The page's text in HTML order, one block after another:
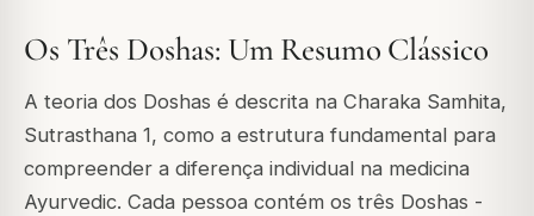
Os Três Doshas: Um Resumo Clássico
A teoria dos Doshas é descrita na Charaka Samhita,
Sutrasthana 1, como a estrutura fundamental para
compreender a diferença individual na medicina
Ayurvedic. Cada pessoa contém os três Doshas -